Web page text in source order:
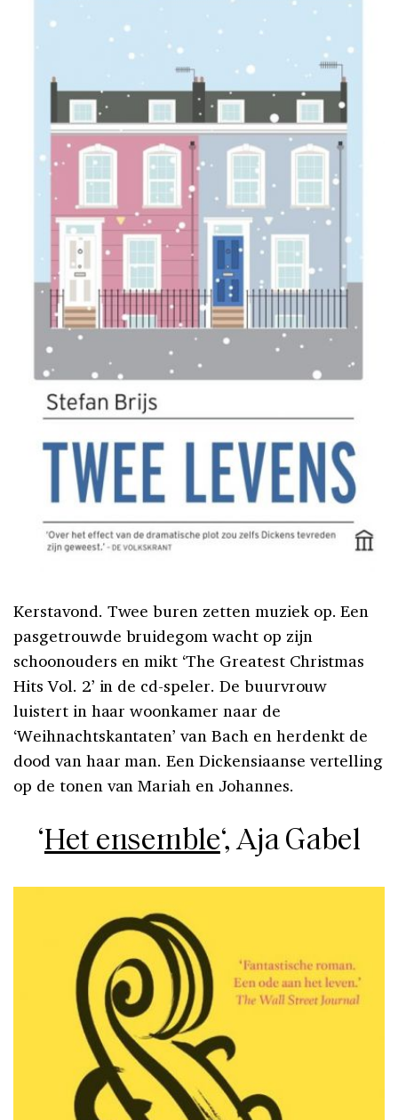
Kerstavond. Twee buren zetten muziek op. Een
pasgetrouwde bruidegom wacht op zijn
schoonouders en mikt ‘The Greatest Christmas
Hits Vol. 2’ in de cd-speler. De buurvrouw
luistert in haar woonkamer naar de
‘Weihnachtskantaten’ van Bach en herdenkt de
dood van haar man. Een Dickensiaanse vertelling
op de tonen van Mariah en Johannes.
‘Het ensemble‘, Aja Gabel